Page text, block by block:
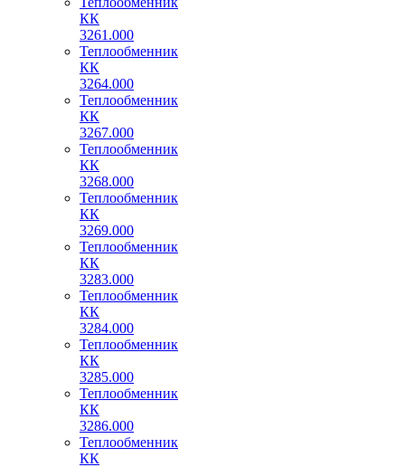
КК
3261.000
Теплообменник
КК
3264.000
Теплообменник
КК
3267.000
Теплообменник
КК
3268.000
Теплообменник
КК
3269.000
Теплообменник
КК
3283.000
Теплообменник
КК
3284.000
Теплообменник
КК
3285.000
Теплообменник
КК
3286.000
Теплообменник
КК